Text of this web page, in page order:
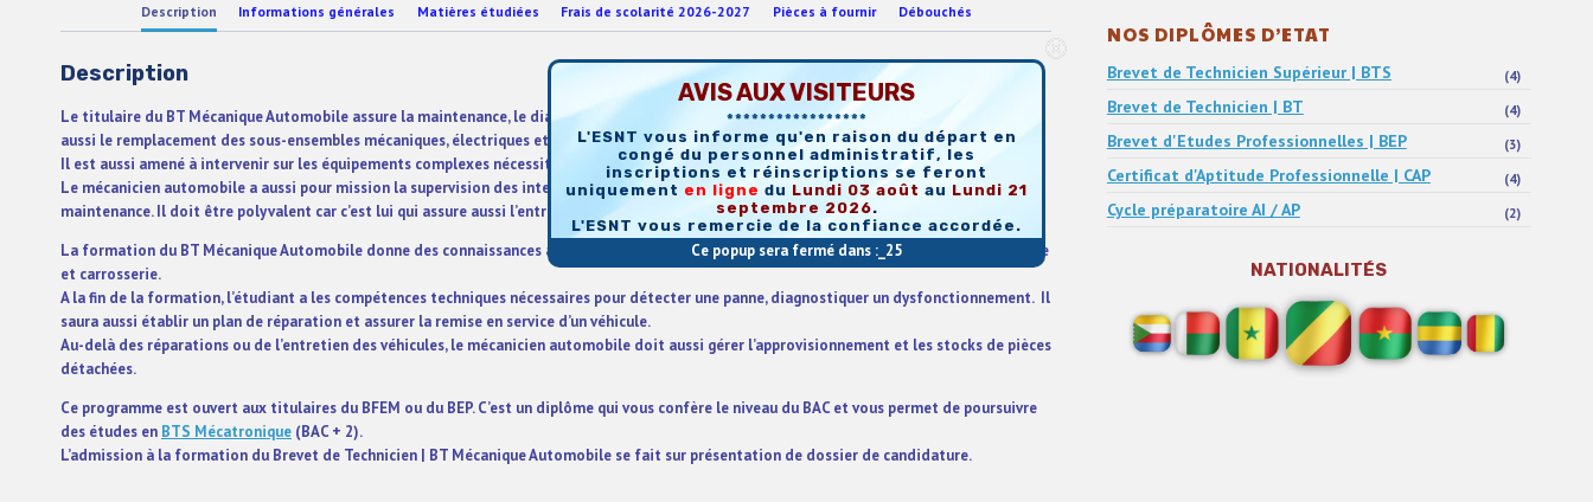
Description Informations générales Matières étudiées Frais de scolarité 2026-2027 Pièces à fournir Débouchés
Description
Le titulaire du BT Mécanique Automobile assure la maintenance, le diagnostic et la réparation des véhicules automobiles. C’est lui qui assure
aussi le remplacement des sous-ensembles mécaniques, électriques et électroniques des véhicules.
Il est aussi amené à intervenir sur les équipements complexes nécessitant des connaissances techniques opérationnelles.
Le mécanicien automobile a aussi pour mission la supervision des interventions effectuées par les techniciens lors des opérations de
maintenance. Il doit être polyvalent car c’est lui qui assure aussi l’entretien des véhicules, les réparations, l’établissement des devis…
La formation du BT Mécanique Automobile donne des connaissances approfondies en mécanique, hydraulique, pneumatique, électrotechnique
et carrosserie.
A la fin de la formation, l’étudiant a les compétences techniques nécessaires pour détecter une panne, diagnostiquer un dysfonctionnement. Il
saura aussi établir un plan de réparation et assurer la remise en service d’un véhicule.
Au-delà des réparations ou de l’entretien des véhicules, le mécanicien automobile doit aussi gérer l’approvisionnement et les stocks de pièces
détachées.
Ce programme est ouvert aux titulaires du BFEM ou du BEP. C’est un diplôme qui vous confère le niveau du BACet vous permet de poursuivre
des études en BTS Mécatronique (BAC + 2).
L’admission à la formation du Brevet de Technicien | BT Mécanique Automobile se fait sur présentation de dossier de candidature.
NOS DIPLÔMES D’ETAT
Brevet de Technicien Supérieur | BTS (4)
Brevet de Technicien | BT (4)
Brevet d'Etudes Professionnelles | BEP (3)
Certificat d'Aptitude Professionnelle | CAP (4)
Cycle préparatoire AI / AP (2)
NATIONALITÉS
Ce popup sera fermé dans :_ 24
AVIS AUX VISITEURS
*****************
L'ESNT vous informe qu'en raison du départ en
congé du personnel administratif, les
inscriptions et réinscriptions se feront
uniquement en ligne du Lundi 03 août au Lundi 21
septembre 2026.
L'ESNT vous remercie de la confiance accordée.